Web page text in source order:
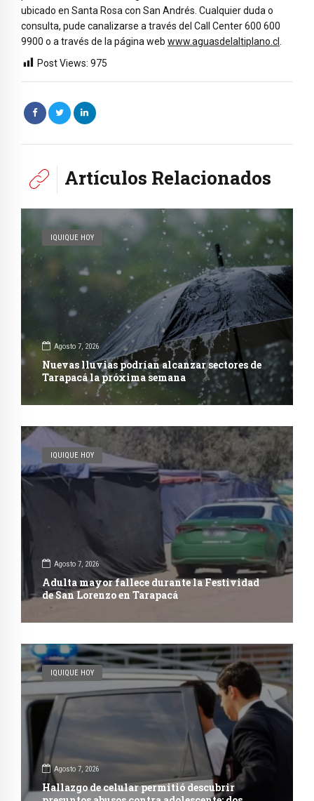
ubicado en Santa Rosa con San Andrés. Cualquier duda o
consulta, pude canalizarse a través del Call Center 600 600
9900 o a través de la página web www.aguasdelaltiplano.cl.
Post Views: 975
Artículos Relacionados
IQUIQUE HOY
Agosto 7, 2026
Nuevas lluvias podrían alcanzar sectores de
Tarapacá la próxima semana
IQUIQUE HOY
Agosto 7, 2026
Adulta mayor fallece durante la Festividad
de San Lorenzo en Tarapacá
IQUIQUE HOY
Agosto 7, 2026
Hallazgo de celular permitió descubrir